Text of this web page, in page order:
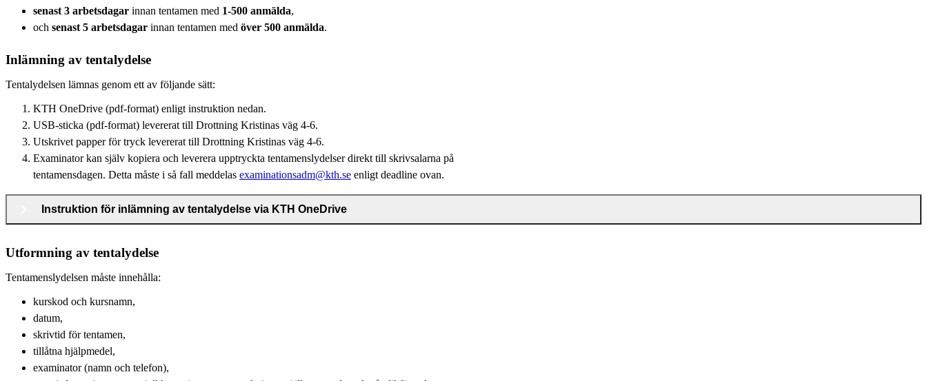
senast 3 arbetsdagar innan tentamen med 1-500 anmälda,
och senast 5 arbetsdagar innan tentamen med över 500 anmälda.
Inlämning av tentalydelse
Tentalydelsen lämnas genom ett av följande sätt:
KTH OneDrive (pdf-format) enligt instruktion nedan.
USB-sticka (pdf-format) levererat till Drottning Kristinas väg 4-6.
Utskrivet papper för tryck levererat till Drottning Kristinas väg 4-6.
Examinator kan själv kopiera och leverera upptryckta tentamenslydelser direkt till skrivsalarna på
tentamensdagen. Detta måste i så fall meddelas examinationsadm@kth.se enligt deadline ovan.
Instruktion för inlämning av tentalydelse via KTH OneDrive
Utformning av tentalydelse
Tentamenslydelsen måste innehålla:
kurskod och kursnamn,
datum,
skrivtid för tentamen,
tillåtna hjälpmedel,
examinator (namn och telefon),